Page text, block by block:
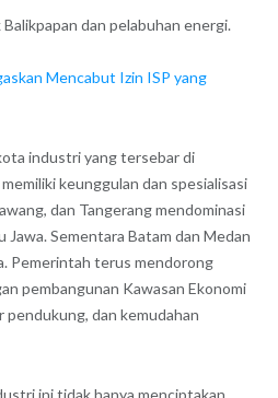
Balikpapan dan pelabuhan energi.
Mencabut Izin ISP yang
industri yang tersebar di
keunggulan dan spesialisasi
dan Tangerang mendominasi
Sementara Batam dan Medan
Pemerintah terus mendorong
pembangunan Kawasan Ekonomi
dan kemudahan